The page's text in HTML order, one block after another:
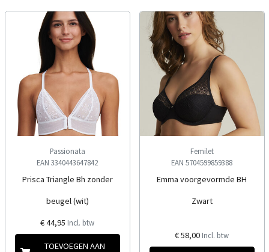
Passionata
EAN 3340443647842
Prisca Triangle Bh zonder
beugel (wit)
€ 44,95 Incl. btw
TOEVOEGEN AAN
Femilet
EAN 5704599859388
Emma voorgevormde BH
Zwart
€ 58,00 Incl. btw